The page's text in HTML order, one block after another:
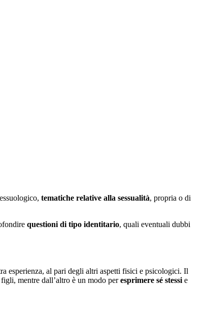
tematiche relative alla sessualità, propria o di
questioni di tipo identitario, quali eventuali dubbi
esperienza, al pari degli altri aspetti fisici e psicologici. Il
mentre dall’altro è un modo peresprimere sé stessi e